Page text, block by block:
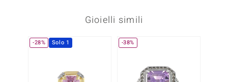
Gioielli simili
-28% Solo 1 -38%